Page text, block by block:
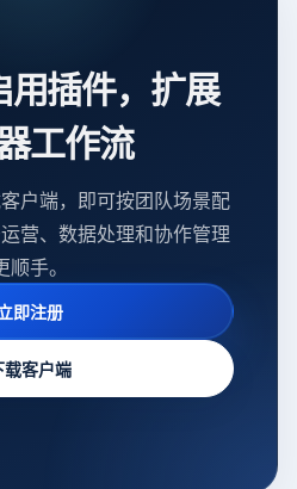
插件，扩展
工作流
户端，即可按团队场景配
营、数据处理和协作管理
顺手。
即注册
载客户端